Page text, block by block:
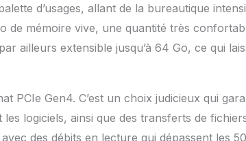
d’usages, allant de la bureautique
de mémoire vive, une quantité très
ailleurs extensible jusqu’à 64 Go, ce qui
PCIe Gen4. C’est un choix judicieux qui
logiciels, ainsi que des transferts de
des débits en lecture qui dépassent les